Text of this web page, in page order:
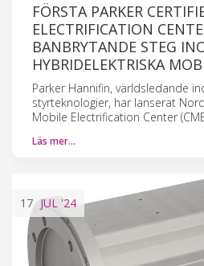
FÖRSTA PARKER
ELECTRIFICATION
BANBRYTANDE STEG
HYBRIDELEKTRISKA
Parker Hannifin, världsledande
styrteknologier, har lanserat
Mobile Electrification Center
Läs mer…
17 JUL '24